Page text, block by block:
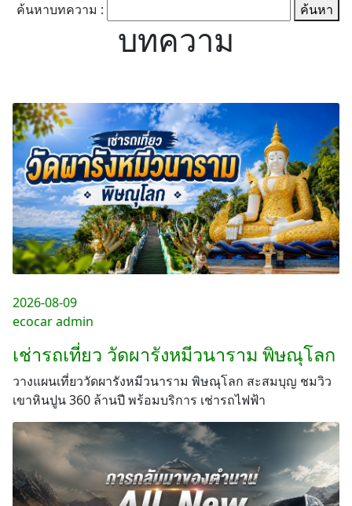
ค้นหาบทความ : ค้นหา
บทความ
2026-08-09
ecocar admin
เช่ารถเที่ยว วัดผารังหมีวนาราม พิษณุโลก
วางแผนเที่ยววัดผารังหมีวนาราม พิษณุโลก สะสมบุญ ชมวิว
เขาหินปูน 360 ล้านปี พร้อมบริการ เช่ารถไฟฟ้า